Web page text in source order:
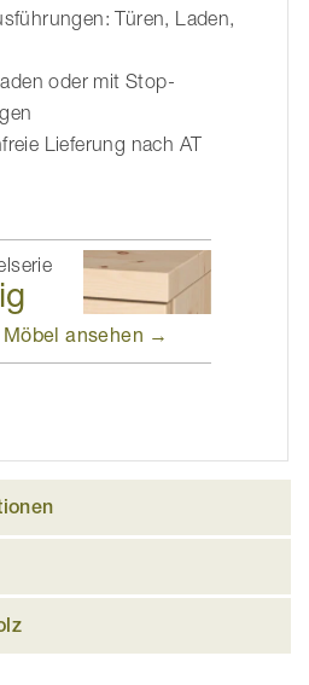
Türen, Laden,
oder mit Stop-
Lieferung nach AT
Möbelansehen →